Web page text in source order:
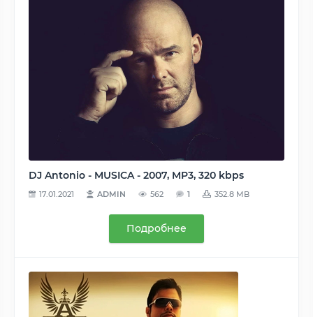
DJ Antonio - MUSICA - 2007, MP3, 320 kbps
17.01.2021 ADMIN 562 1 352.8 MB
Подробнее